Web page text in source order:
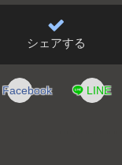
シェアする
Facebook LINE